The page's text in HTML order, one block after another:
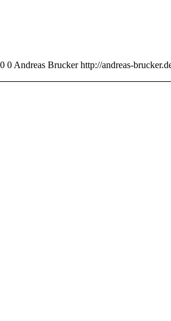
0 0 Andreas Brucker http://andreas-